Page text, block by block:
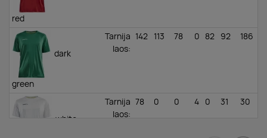
red
dark
green
Tarnija
laos:
142 113 78 0 82 92 186
white
Tarnija
laos:
78 0 0 4 0 31 30